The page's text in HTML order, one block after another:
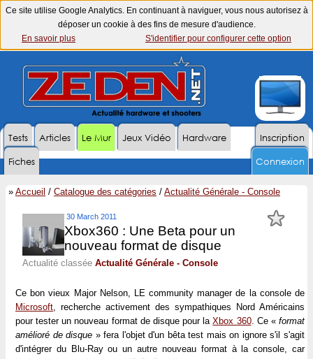
Ce site utilise Google Analytics. En continuant à naviguer, vous nous autorisez à
déposer un cookie à des fins de mesure d'audience.
En savoir plus
S'identifier pour configurer cette option
Inscription
Tests Articles Le Mur Jeux Vidéo
Hardware
Fiches
Connexion
» Accueil / Catalogue des catégories / Actualité Générale - Console
30 March 2011
Xbox360 : Une Beta pour un
nouveau format de disque
Actualité classée Actualité Générale - Console
Ce bon vieux Major Nelson, LE community manager de la console de
Microsoft, recherche activement des sympathiques Nord Américains
pour tester un nouveau format de disque pour laXbox 360. Ce «format
amélioré de disque » fera l'objet d'un bêta test mais on ignore s'il s'agit
d'intégrer du Blu-Ray ou un autre nouveau format à la console, car